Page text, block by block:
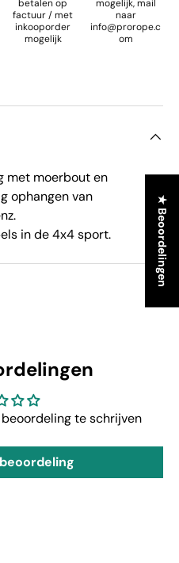
betalen op
factuur / met
inkooporder
mogelijk
mogelijk, mail
naar
info@prorope.c
om
met moerbout en
ophangen van
in de 4x4 sport.
te schrijven
★ Beoordelingen